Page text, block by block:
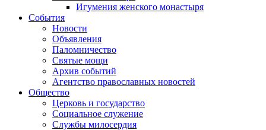
Игумения женского монастыря
События
Новости
Объявления
Паломничество
Святые мощи
Архив событий
Агентство православных новостей
Общество
Церковь и государство
Социальное служение
Службы милосердия